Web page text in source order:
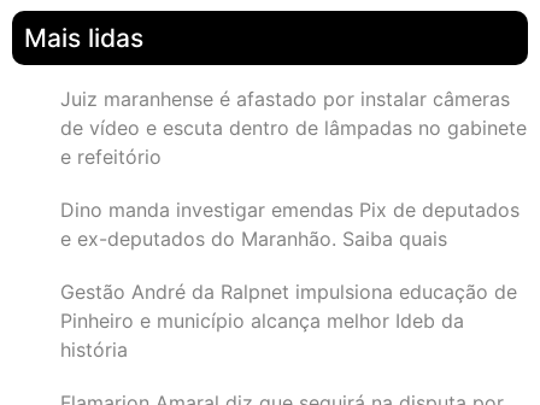
Mais lidas
Juiz maranhense é afastado por instalar câmeras
de vídeo e escuta dentro de lâmpadas no gabinete
e refeitório
Dino manda investigar emendas Pix de deputados
e ex-deputados do Maranhão. Saiba quais
Gestão André da Ralpnet impulsiona educação de
Pinheiro e município alcança melhor Ideb da
história